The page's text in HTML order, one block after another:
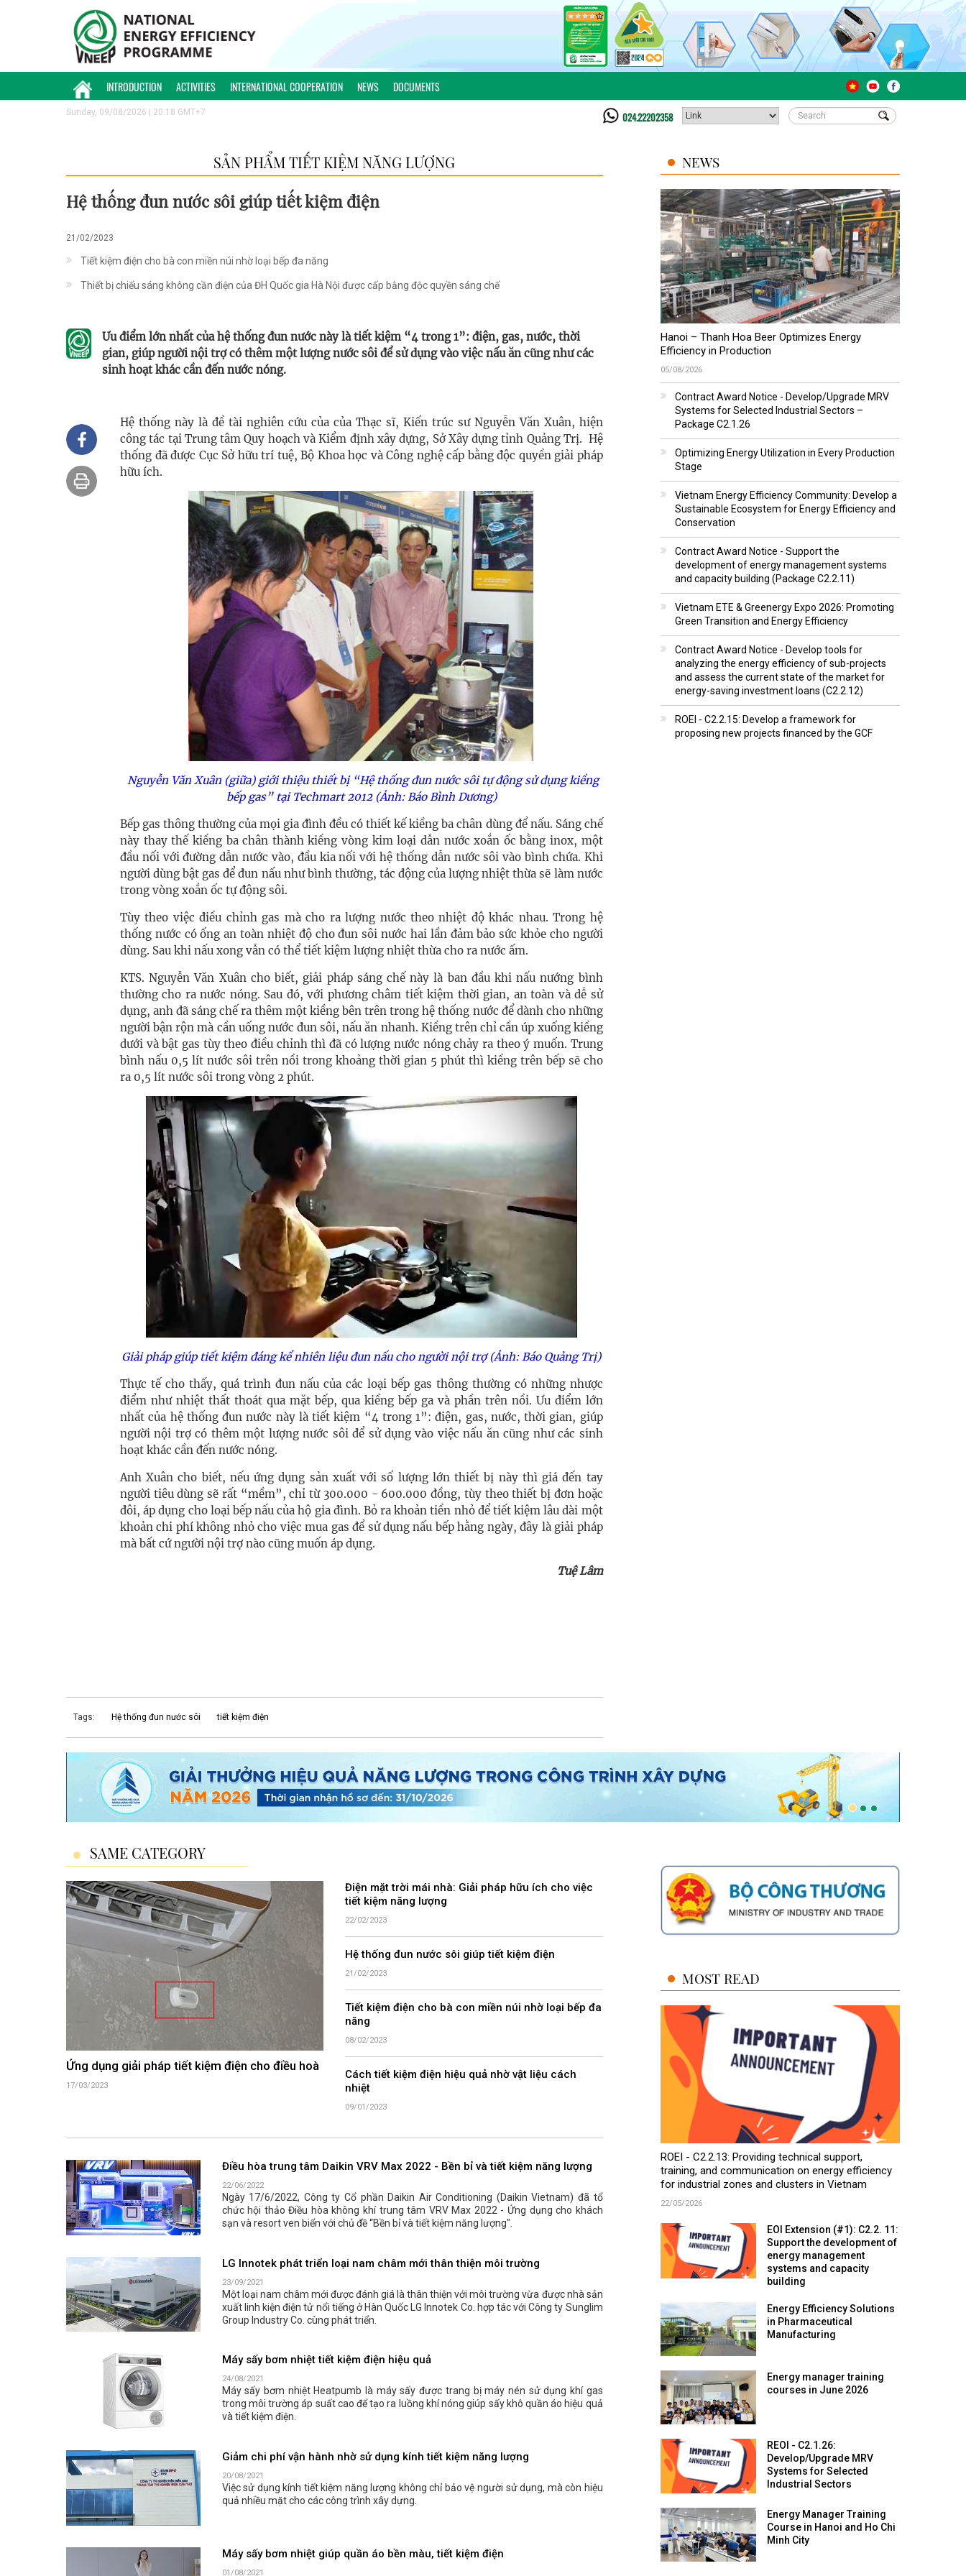
INTRODUCTION ACTIVITIES INTERNATIONAL COOPERATION NEWS DOCUMENTS
Sunday, 09/08/2026 | 20:18 GMT+7 024.22202358
SẢN PHẨM TIẾT KIỆM NĂNG LƯỢNG
Hệ thống đun nước sôi giúp tiết kiệm điện
21/02/2023
Tiết kiệm điện cho bà con miền núi nhờ loại bếp đa năng
Thiết bị chiếu sáng không cần điện của ĐH Quốc gia Hà Nội được cấp bằng độc quyền sáng chế
Ưu điểm lớn nhất của hệ thống đun nước này là tiết kiệm “4 trong 1”: điện, gas, nước, thời
gian, giúp người nội trợ có thêm một lượng nước sôi để sử dụng vào việc nấu ăn cũng như các
sinh hoạt khác cần đến nước nóng.
Hệ thống này là đề tài nghiên cứu của của Thạc sĩ, Kiến trúc sư Nguyễn Văn Xuân, hiện
công tác tại Trung tâm Quy hoạch và Kiểm định xây dựng, Sở Xây dựng tỉnh Quảng Trị. Hệ
thống đã được Cục Sở hữu trí tuệ, Bộ Khoa học và Công nghệ cấp bằng độc quyền giải pháp
hữu ích.
Nguyễn Văn Xuân (giữa) giới thiệu thiết bị “Hệ thống đun nước sôi tự động sử dụng kiềng
bếp gas” tại Techmart 2012 (Ảnh: Báo Bình Dương)
Bếp gas thông thường của mọi gia đình đều có thiết kế kiềng ba chân dùng để nấu. Sáng chế
này thay thế kiềng ba chân thành kiềng vòng kim loại dẫn nước xoắn ốc bằng inox, một
đầu nối với đường dẫn nước vào, đầu kia nối với hệ thống dẫn nước sôi vào bình chứa. Khi
người dùng bật gas để đun nấu như bình thường, tác động của lượng nhiệt thừa sẽ làm nước
trong vòng xoắn ốc tự động sôi.
Tùy theo việc điều chỉnh gas mà cho ra lượng nước theo nhiệt độ khác nhau. Trong hệ
thống nước có ống an toàn nhiệt độ cho đun sôi nước hai lần đảm bảo sức khỏe cho người
dùng. Sau khi nấu xong vẫn có thể tiết kiệm lượng nhiệt thừa cho ra nước ấm.
KTS. Nguyễn Văn Xuân cho biết, giải pháp sáng chế này là ban đầu khi nấu nướng bình
thường cho ra nước nóng. Sau đó, với phương châm tiết kiệm thời gian, an toàn và dễ sử
dụng, anh đã sáng chế ra thêm một kiềng bên trên trong hệ thống nước để dành cho những
người bận rộn mà cần uống nước đun sôi, nấu ăn nhanh. Kiềng trên chỉ cần úp xuống kiềng
dưới và bật gas tùy theo điều chỉnh thì đã có lượng nước nóng chảy ra theo ý muốn. Trung
bình nấu 0,5 lít nước sôi trên nồi trong khoảng thời gian 5 phút thì kiềng trên bếp sẽ cho
ra 0,5 lít nước sôi trong vòng 2 phút.
Giải pháp giúp tiết kiệm đáng kể nhiên liệu đun nấu cho người nội trợ (Ảnh: Báo Quảng Trị)
Thực tế cho thấy, quá trình đun nấu của các loại bếp gas thông thường có những nhược
điểm như nhiệt thất thoát qua mặt bếp, qua kiềng bếp ga và phần trên nồi. Ưu điểm lớn
nhất của hệ thống đun nước này là tiết kiệm “4 trong 1”: điện, gas, nước, thời gian, giúp
người nội trợ có thêm một lượng nước sôi để sử dụng vào việc nấu ăn cũng như các sinh
hoạt khác cần đến nước nóng.
Anh Xuân cho biết, nếu ứng dụng sản xuất với số lượng lớn thiết bị này thì giá đến tay
người tiêu dùng sẽ rất “mềm”, chỉ từ 300.000 - 600.000 đồng, tùy theo thiết bị đơn hoặc
đôi, áp dụng cho loại bếp nấu của hộ gia đình. Bỏ ra khoản tiền nhỏ để tiết kiệm lâu dài một
khoản chi phí không nhỏ cho việc mua gas để sử dụng nấu bếp hằng ngày, đây là giải pháp
mà bất cứ người nội trợ nào cũng muốn áp dụng.
Tuệ Lâm
Tags: Hệ thống đun nước sôi tiết kiệm điện
NEWS
Hanoi – Thanh Hoa Beer Optimizes Energy
Efficiency in Production
05/08/2026
Contract Award Notice - Develop/Upgrade MRV
Systems for Selected Industrial Sectors –
Package C2.1.26
Optimizing Energy Utilization in Every Production
Stage
Vietnam Energy Efficiency Community: Develop a
Sustainable Ecosystem for Energy Efficiency and
Conservation
Contract Award Notice - Support the
development of energy management systems
and capacity building (Package C2.2.11)
Vietnam ETE & Greenergy Expo 2026: Promoting
Green Transition and Energy Efficiency
Contract Award Notice - Develop tools for
analyzing the energy efficiency of sub-projects
and assess the current state of the market for
energy-saving investment loans (C2.2.12)
ROEI - C2.2.15: Develop a framework for
proposing new projects financed by the GCF
SAME CATEGORY
Ứng dụng giải pháp tiết kiệm điện cho điều hoà
17/03/2023
Điện mặt trời mái nhà: Giải pháp hữu ích cho việc
tiết kiệm năng lượng
22/02/2023
Hệ thống đun nước sôi giúp tiết kiệm điện
21/02/2023
Tiết kiệm điện cho bà con miền núi nhờ loại bếp đa
năng
08/02/2023
Cách tiết kiệm điện hiệu quả nhờ vật liệu cách
nhiệt
09/01/2023
Điều hòa trung tâm Daikin VRV Max 2022 - Bền bỉ và tiết kiệm năng lượng
22/06/2022
Ngày 17/6/2022, Công ty Cổ phần Daikin Air Conditioning (Daikin Vietnam) đã tổ
chức hội thảo Điều hòa không khí trung tâm VRV Max 2022 - Ứng dụng cho khách
sạn và resort ven biển với chủ đề “Bền bỉ và tiết kiệm năng lượng".
LG Innotek phát triển loại nam châm mới thân thiện môi trường
23/09/2021
Một loại nam châm mới được đánh giá là thân thiện với môi trường vừa được nhà sản
xuất linh kiện điện tử nổi tiếng ở Hàn Quốc LG Innotek Co. hợp tác với Công ty Sunglim
Group Industry Co. cùng phát triển.
Máy sấy bơm nhiệt tiết kiệm điện hiệu quả
24/08/2021
Máy sấy bơm nhiệt Heatpumb là máy sấy được trang bị máy nén sử dụng khí gas
trong môi trường áp suất cao để tạo ra luồng khí nóng giúp sấy khô quần áo hiệu quả
và tiết kiệm điện.
Giảm chi phí vận hành nhờ sử dụng kính tiết kiệm năng lượng
20/08/2021
​Việc sử dụng kính tiết kiệm năng lượng không chỉ bảo vệ người sử dụng, mà còn hiệu
quả nhiều mặt cho các công trình xây dựng.
Máy sấy bơm nhiệt giúp quần áo bền màu, tiết kiệm điện
MOST READ
ROEI - C2.2.13: Providing technical support,
training, and communication on energy efficiency
for industrial zones and clusters in Vietnam
22/05/2026
EOI Extension (#1): C2.2. 11:
Support the development of
energy management
systems and capacity
building
Energy Efficiency Solutions
in Pharmaceutical
Manufacturing
Energy manager training
courses in June 2026
REOI - C2.1.26:
Develop/Upgrade MRV
Systems for Selected
Industrial Sectors
Energy Manager Training
Course in Hanoi and Ho Chi
Minh City